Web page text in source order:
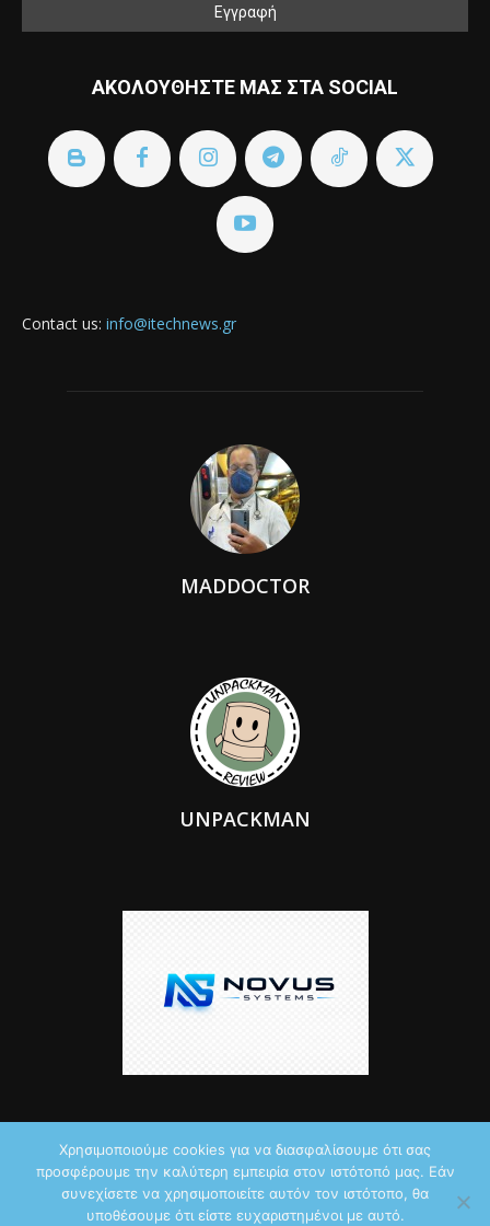
ΑΚΟΛΟΥΘΗΣΤΕ ΜΑΣ ΣΤΑ SOCIAL
Contact us: info@itechnews.gr
MADDOCTOR
UNPACKMAN
© 2026 by iTechNews.gr
Χρησιμοποιούμε cookies για να διασφαλίσουμε ότι σας
προσφέρουμε την καλύτερη εμπειρία στον ιστότοπό μας. Εάν
συνεχίσετε να χρησιμοποιείτε αυτόν τον ιστότοπο, θα
υποθέσουμε ότι είστε ευχαριστημένοι με αυτό.